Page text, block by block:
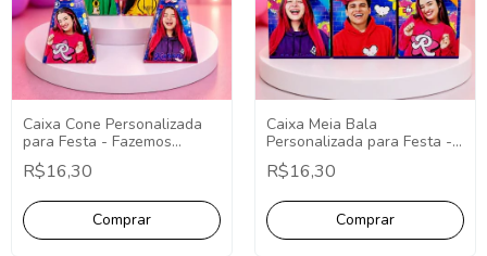
Caixa Cone Personalizada
para Festa - Fazemos
Qualquer Tema -
Lembrancinha
R$16,30
Caixa Meia Bala
Personalizada para Festa -
Fazemos Qualquer Tema -
Lembrancinha
R$16,30